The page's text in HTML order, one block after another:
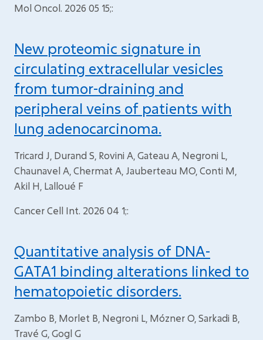
Mol Oncol. 2026 05 15;:
New proteomic signature in
circulating extracellular vesicles
from tumor-draining and
peripheral veins of patients with
lung adenocarcinoma.
Tricard J, Durand S, Rovini A, Gateau A, Negroni L,
Chaunavel A, Chermat A, Jauberteau MO, Conti M,
Akil H, Lalloué F
Cancer Cell Int. 2026 04 1;:
Quantitative analysis of DNA-
GATA1 binding alterations linked to
hematopoietic disorders.
Zambo B, Morlet B, Negroni L, Mózner O, Sarkadi B,
Travé G, Gogl G